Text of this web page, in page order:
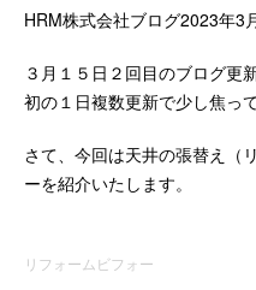
HRM株式会社ブログ2023年3
３月１５日２回目のブログ更
初の１日複数更新で少し焦っ
さて、今回は天井の張替え（
ーを紹介いたします。
リフォームビフォー